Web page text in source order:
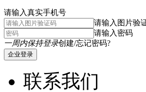
请输入真实手机号
请输入图片验
请输入密码
一周内保持登录创建/忘记密码?
企业登录
联系我们